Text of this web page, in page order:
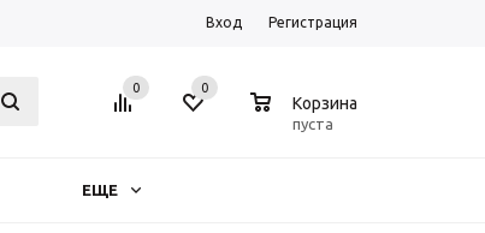
Вход Регистрация
0 0
Корзина
пуста
ЕЩЕ